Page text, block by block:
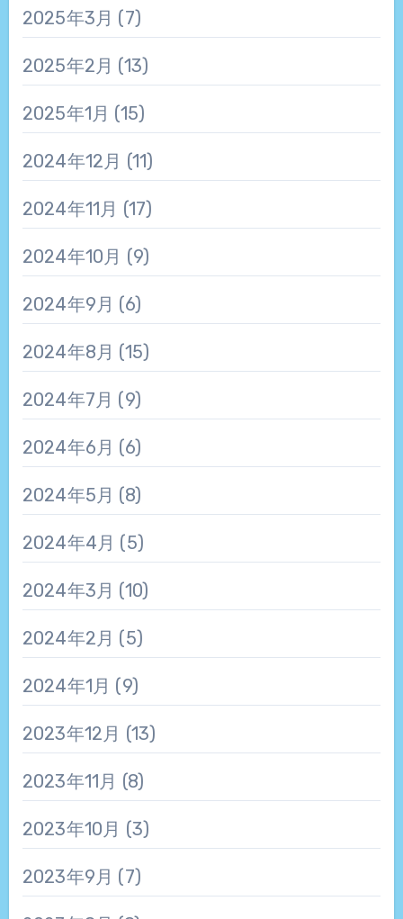
2025年3月 (7)
2025年2月 (13)
2025年1月 (15)
2024年12月 (11)
2024年11月 (17)
2024年10月 (9)
2024年9月 (6)
2024年8月 (15)
2024年7月 (9)
2024年6月 (6)
2024年5月 (8)
2024年4月 (5)
2024年3月 (10)
2024年2月 (5)
2024年1月 (9)
2023年12月 (13)
2023年11月 (8)
2023年10月 (3)
2023年9月 (7)